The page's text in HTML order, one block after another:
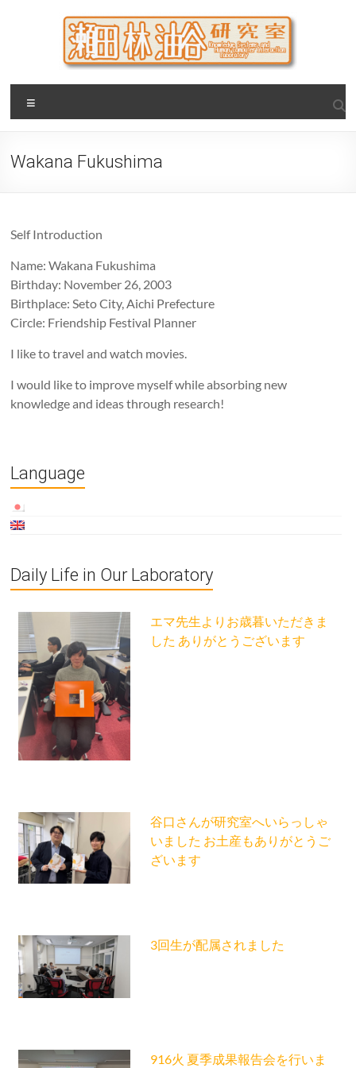
瀬田・林・油谷研究室
大阪公立大学 大学院 情報学研究科 学際情報学専攻 / 大阪府
立大学 理学部 情報数理科学科(大学院 理学系研究科 情報数理
Wakana Fukushima
Self Introduction
Name: Wakana Fukushima
Birthday: November 26, 2003
Birthplace: Seto City, Aichi Prefecture
Circle: Friendship Festival Planner
I like to travel and watch movies.
I would like to improve myself while absorbing new
knowledge and ideas through research!
Language
Daily Life in Our Laboratory
エマ先生よりお歳暮いただきま
した ありがとうございます
谷口さんが研究室へいらっしゃ
いました お土産もありがとうご
ざいます
3回生が配属されました
916火 夏季成果報告会を行いま